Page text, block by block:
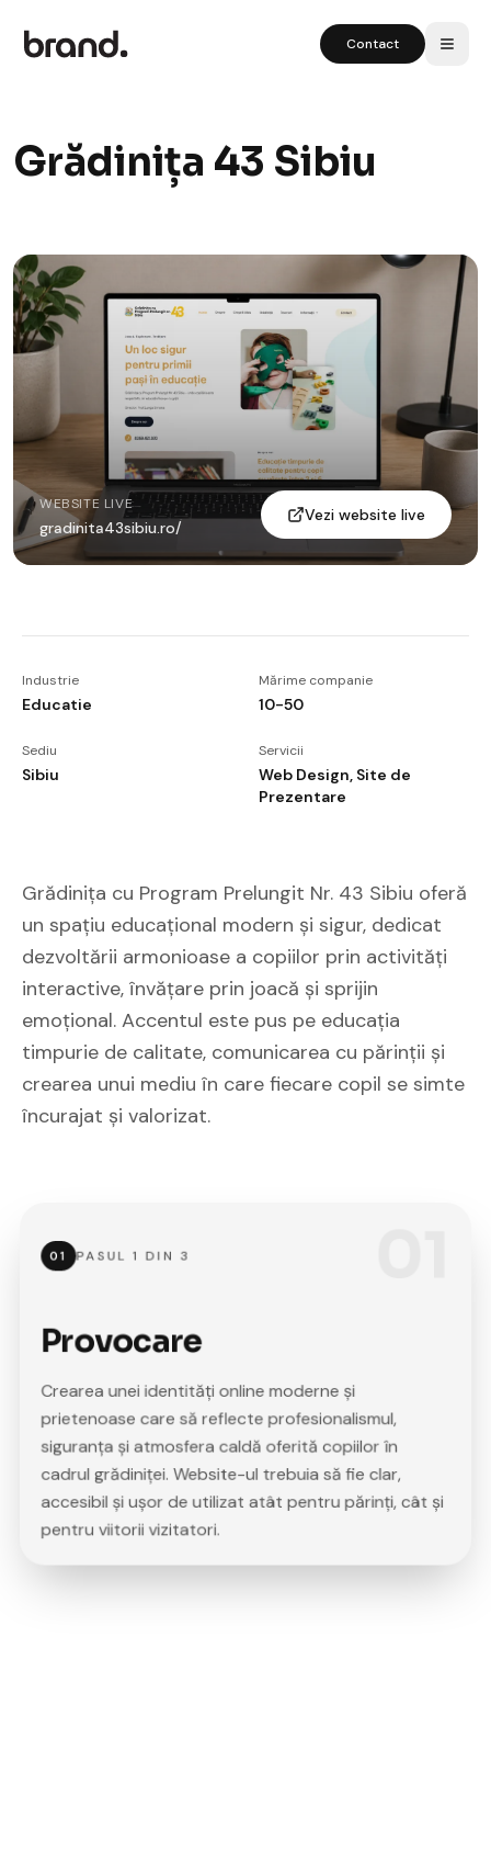
Contact
Grădinița 43 Sibiu
WEBSITE LIVE
gradinita43sibiu.ro/
Vezi website live
Industrie
Educatie
Mărime companie
10-50
Sediu
Sibiu
Servicii
Web Design, Site de
Prezentare
Grădinița cu Program Prelungit Nr. 43 Sibiu oferă
un spațiu educațional modern și sigur, dedicat
dezvoltării armonioase a copiilor prin activități
interactive, învățare prin joacă și sprijin
emoțional. Accentul este pus pe educația
timpurie de calitate, comunicarea cu părinții și
crearea unui mediu în care fiecare copil se simte
încurajat și valorizat.
01 PASUL1 DIN 3
Provocare
Crearea unei identități online moderne și
prietenoase care să reflecte profesionalismul,
siguranța și atmosfera caldă oferită copiilor în
cadrul grădiniței. Website-ul trebuia să fie clar,
accesibil și ușor de utilizat atât pentru părinți, cât și
pentru viitorii vizitatori.